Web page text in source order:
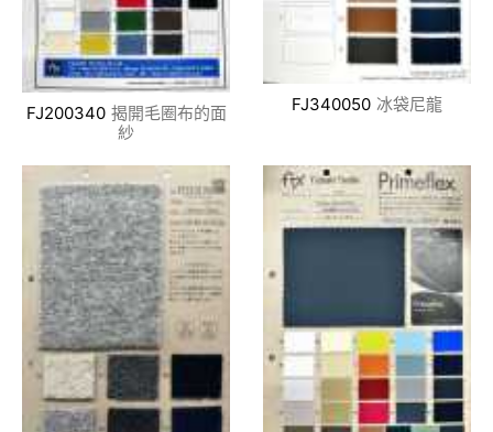
FJ200340 揭開毛圈布的面
紗
FJ340050 冰袋尼龍